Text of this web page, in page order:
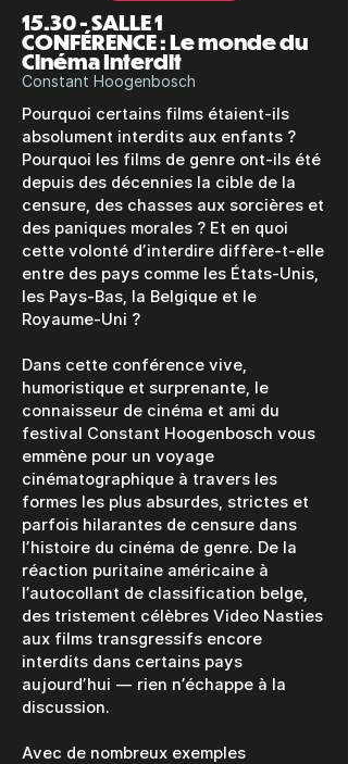
15.30 - SALLE 1
CONFÉRENCE : Le monde du
Cinéma Interdit
Constant Hoogenbosch
Pourquoi certains films étaient-ils
absolument interdits aux enfants ?
Pourquoi les films de genre ont-ils été
depuis des décennies la cible de la
censure, des chasses aux sorcières et
des paniques morales ? Et en quoi
cette volonté d’interdire diffère-t-elle
entre des pays comme les États-Unis,
les Pays-Bas, la Belgique et le
Royaume-Uni ?
Dans cette conférence vive,
humoristique et surprenante, le
connaisseur de cinéma et ami du
festival Constant Hoogenbosch vous
emmène pour un voyage
cinématographique à travers les
formes les plus absurdes, strictes et
parfois hilarantes de censure dans
l’histoire du cinéma de genre. De la
réaction puritaine américaine à
l’autocollant de classification belge,
des tristement célèbres Video Nasties
aux films transgressifs encore
interdits dans certains pays
aujourd’hui — rien n’échappe à la
discussion.
Avec de nombreux exemples